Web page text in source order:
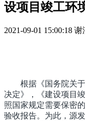
设项目竣工环
2021-09-01 15:00:18 谢
根据《国务院关于
决定》，《建设项目
照国家规定需要保密
验收报告。为此，源